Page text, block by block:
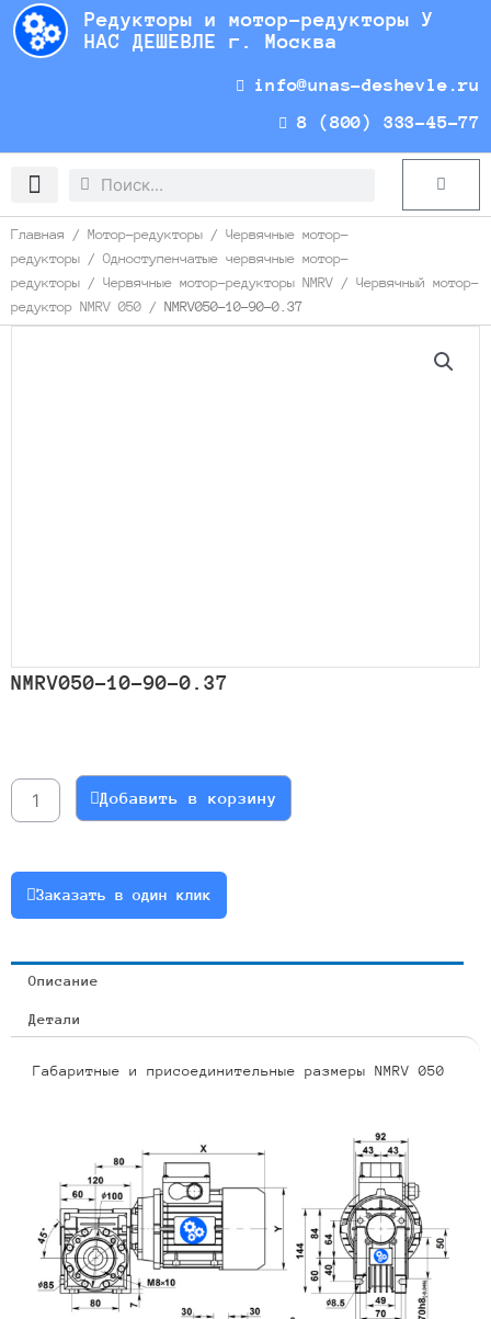
Перейти
содержимому
Редукторы и мотор-редукторы У
НАС ДЕШЕВЛЕ г. Москва
info@unas-deshevle.ru
8 (800) 333-45-77
Search
Search Cart
Главная / Мотор-редукторы / Червячные мотор-
редукторы / Одноступенчатые червячные мотор-
редукторы / Червячные мотор-редукторы NMRV / Червячный мотор-
редуктор NMRV 050 / NMRV050-10-90-0.37
NMRV050-10-90-0.37
NMRV050-
10-
Добавить в корзину
Заказать в один клик
Описание
Детали
Габаритные и присоединительные размеры NMRV 050